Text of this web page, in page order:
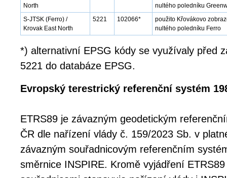
North
nultého poledníku
S-JTSK (Ferro) /
Krovak East North
5221 102066*
použito Křovákovo
nultého poledníku Ferro
*) alternativní EPSG kódy se využívaly před
5221 do databáze EPSG.
Evropský terestrický referenční systém
ETRS89 je závazným geodetickým
ČR dle nařízení vlády č. 159/2023 Sb. v
závazným souřadnicovým referenčním
směrnice INSPIRE. Kromě vyjádření